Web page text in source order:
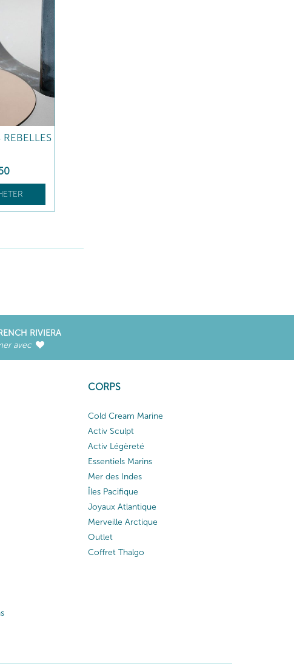
RIVIERA
avec
CORPS
Cold Cream Marine
Activ Sculpt
Activ Légèreté
Essentiels Marins
Mer des Indes
Îles Pacifique
Joyaux Atlantique
Merveille Arctique
Outlet
Coffret Thalgo